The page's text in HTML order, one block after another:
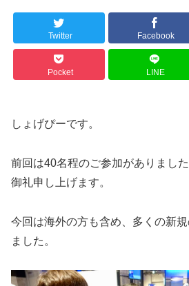
Twitter Facebook
Pocket LINE
しょげぴーです。
前回は40名程のご参加がありまし
御礼申し上げます。
今回は海外の方も含め、多くの新
ました。